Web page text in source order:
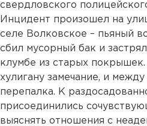
свердловского
Инцидент произошел на
селе Волковское – пьяный
сбил мусорный бак и
клумбе из старых
хулигану замечание, и между
перепалка. К
присоединились
выяснять отношения с